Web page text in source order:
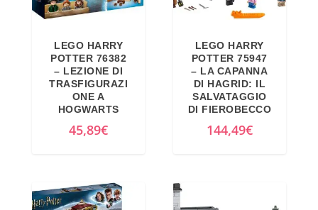
LEGO HARRY
POTTER 76382
– LEZIONE DI
TRASFIGURAZI
ONE A
HOGWARTS
45,89€
LEGO HARRY
POTTER 75947
– LA CAPANNA
DI HAGRID: IL
SALVATAGGIO
DI FIEROBECCO
144,49€